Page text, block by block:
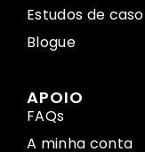
Estudos de caso
Blogue
APOIO
FAQs
A minha conta